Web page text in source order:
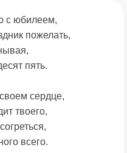
с юбилеем,
пожелать,
пять.
сердце,
твоего,
всего.